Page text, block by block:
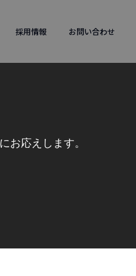
採用情報 お問い合わせ
お応えします。